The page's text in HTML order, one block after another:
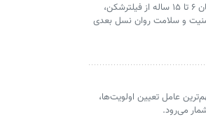
آمار استفاده ۲۳ درصدی کودکان ۶ تا ۱۵ ساله از فیلترشکن،
و سلامت روان نسل بعدی
عامل تعیین اولویت‌ها،
می‌رود.